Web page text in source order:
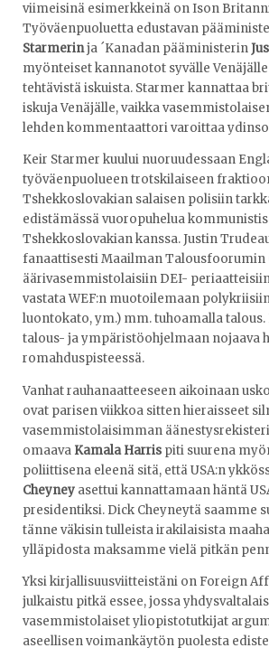
viimeisinä esimerkkeinä on Ison
Työväenpuoluetta edustavan
Starmerinja ´Kanadan pääministerin
myönteiset kannanotot syvälle
tehtävistä iskuista. Starmer kannattaa
iskuja Venäjälle, vaikka
lehden kommentaattori varoittaa
Keir Starmer kuului nuoruudessaan
työväenpuolueen trotskilaiseen
Tshekkoslovakian salaisen polisiin
edistämässä vuoropuhelua
Tshekkoslovakian kanssa. Justin
fanaattisesti Maailman Talousfoorumin
äärivasemmistolaisiin DEI-
vastata WEF:n muotoilemaan
luontokato, ym.) mm. tuhoamalla talous.
talous- ja ympäristöohjelmaan nojaava
romahduspisteessä.
Vanhat rauhanaatteeseen aikoinaan
ovat parisen viikkoa sitten hieraisseet
vasemmistolaisimman
omaava Kamala Harris piti suurena
poliittisena eleenä sitä, että USA:n
Cheyney asettui kannattamaan häntä
presidentiksi. Dick Cheyneytä saamme
tänne väkisin tulleista irakilaisista
ylläpidosta maksamme vielä pitkän
Yksi kirjallisuusviitteistäni on Foreign
julkaistu pitkä essee, jossa
vasemmistolaiset yliopistotutkijat
aseellisen voimankäytön puolesta